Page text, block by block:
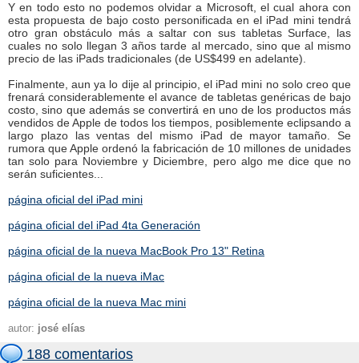
Y en todo esto no podemos olvidar a Microsoft, el cual ahora con
esta propuesta de bajo costo personificada en el iPad mini tendrá
otro gran obstáculo más a saltar con sus tabletas Surface, las
cuales no solo llegan 3 años tarde al mercado, sino que al mismo
precio de las iPads tradicionales (de US$499 en adelante).
Finalmente, aun ya lo dije al principio, el iPad mini no solo creo que
frenará considerablemente el avance de tabletas genéricas de bajo
costo, sino que además se convertirá en uno de los productos más
vendidos de Apple de todos los tiempos, posiblemente eclipsando a
largo plazo las ventas del mismo iPad de mayor tamaño. Se
rumora que Apple ordenó la fabricación de 10 millones de unidades
tan solo para Noviembre y Diciembre, pero algo me dice que no
serán suficientes...
página oficial del iPad mini
página oficial del iPad 4ta Generación
página oficial de la nueva MacBook Pro 13" Retina
página oficial de la nueva iMac
página oficial de la nueva Mac mini
autor: josé elías
188 comentarios